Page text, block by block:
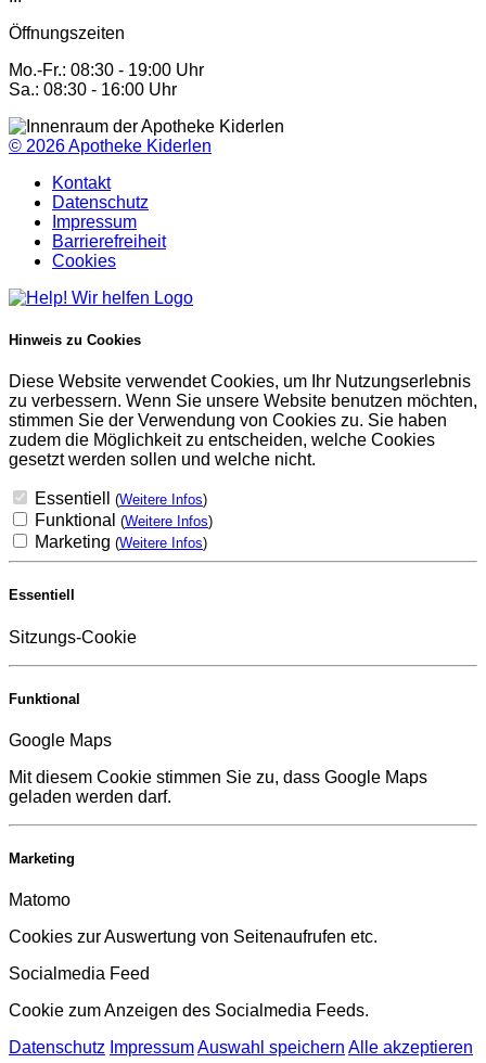
Öffnungszeiten
Mo.-Fr.: 08:30 - 19:00 Uhr
Sa.: 08:30 - 16:00 Uhr
© 2026Apotheke Kiderlen
Kontakt
Datenschutz
Impressum
Barrierefreiheit
Cookies
Hinweis zu Cookies
Diese Website verwendet Cookies, um Ihr Nutzungserlebnis
zu verbessern. Wenn Sie unsere Website benutzen möchten,
stimmen Sie der Verwendung von Cookies zu. Sie haben
zudem die Möglichkeit zu entscheiden, welche Cookies
gesetzt werden sollen und welche nicht.
Essentiell (Weitere Infos)
Funktional (Weitere Infos)
Marketing (Weitere Infos)
Essentiell
Sitzungs-Cookie
Funktional
Google Maps
Mit diesem Cookie stimmen Sie zu, dass Google Maps
geladen werden darf.
Marketing
Matomo
Cookies zur Auswertung von Seitenaufrufen etc.
Socialmedia Feed
Cookie zum Anzeigen des Socialmedia Feeds.
Datenschutz ImpressumAuswahl speichern Alle akzeptieren